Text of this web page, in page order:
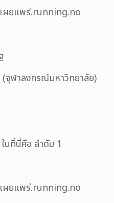
ผยแพร่.running.no
ฬาลงกรณ์มหาวิทยาลัย)
นี้คือ ลำดับ 1
ผยแพร่.running.no